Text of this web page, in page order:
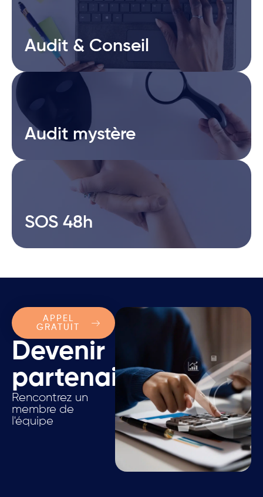
Audit & Conseil
Audit & Conseil
Audit mystère
Audit mystère
SOS 48h
SOS 48h
Devenir
partenaire.
Rencontrez un
membre de
l'équipe
APPEL
GRATUIT